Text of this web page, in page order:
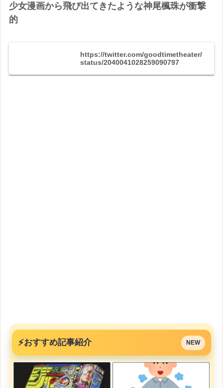
少女漫画から飛び出てきたような神尾楓珠が衝撃
的
https://twitter.com/goodtimetheater/
status/2040041028259090797
⚡おすすめ記事紹介 NEW